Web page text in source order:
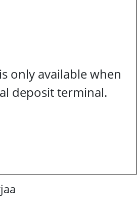
only available when
deposit terminal.